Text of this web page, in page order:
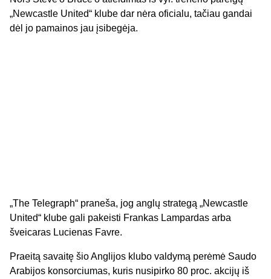
„Newcastle United“ klube dar nėra oficialu, tačiau gandai
dėl jo pamainos jau įsibegėja.
„The Telegraph“ praneša, jog anglų strategą „Newcastle
United“ klube gali pakeisti Frankas Lampardas arba
šveicaras Lucienas Favre.
Praeitą savaitę šio Anglijos klubo valdymą perėmė Saudo
Arabijos konsorciumas, kuris nusipirko 80 proc. akcijų iš